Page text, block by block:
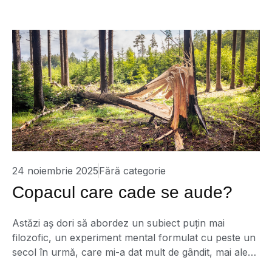
24 noiembrie 2025Fără categorie
Copacul care cade se aude?
Astăzi aș dori să abordez un subiect puțin mai
filozofic, un experiment mental formulat cu peste un
secol în urmă, care mi-a dat mult de gândit, mai ales